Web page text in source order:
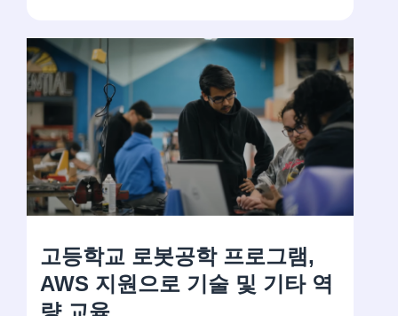
고등학교 로봇공학 프로그램,
AWS 지원으로 기술 및 기타 역
량 교육